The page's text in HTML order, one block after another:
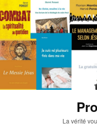
La vérité